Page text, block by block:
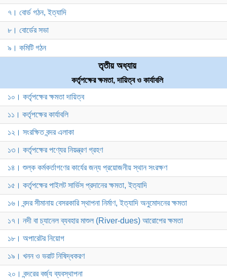
৭। বোর্ড গঠন, ইত্যাদি
৮। বোর্ডের সভা
৯। কমিটি গঠন
তৃতীয় অধ্যায়
কর্তৃপক্ষের ক্ষমতা, দায়িত্ব ও কার্যাবলি
১০। কর্তৃপক্ষের ক্ষমতা দায়িত্ব
১১। কর্তৃপক্ষের কার্যাবলি
১২। সংরক্ষিত বন্দর এলাকা
১৩। কর্তৃপক্ষের পণ্যের নিয়ন্ত্রণ গ্রহণ
১৪। শুল্ক কর্মকর্তাগণের কার্যের জন্য প্রয়োজনীয় স্থান সংরক্ষণ
১৫। কর্তৃপক্ষের পাইলট সার্ভিস প্রদানের ক্ষমতা, ইত্যাদি
১৬। বন্দর সীমানায় বেসরকারি স্থাপনা নির্মাণ, ইত্যাদি অনুমোদনের ক্ষমতা
১৭। নদী বা চ্যানেল ব্যবহার মাশুল (River-dues) আরোপের ক্ষমতা
১৮। অপারেটর নিয়োগ
১৯। খনন ও ভরাট নিষিদ্ধকরণ
২০। বন্দরের বর্জ্য ব্যবস্থাপনা